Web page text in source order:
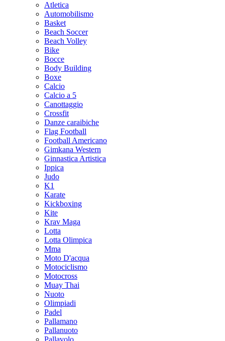
Atletica
Automobilismo
Basket
Beach Soccer
Beach Volley
Bike
Bocce
Body Building
Boxe
Calcio
Calcio a 5
Canottaggio
Crossfit
Danze caraibiche
Flag Football
Football Americano
Gimkana Western
Ginnastica Artistica
Ippica
Judo
K1
Karate
Kickboxing
Kite
Krav Maga
Lotta
Lotta Olimpica
Mma
Moto D'acqua
Motociclismo
Motocross
Muay Thai
Nuoto
Olimpiadi
Padel
Pallamano
Pallanuoto
Pallavolo